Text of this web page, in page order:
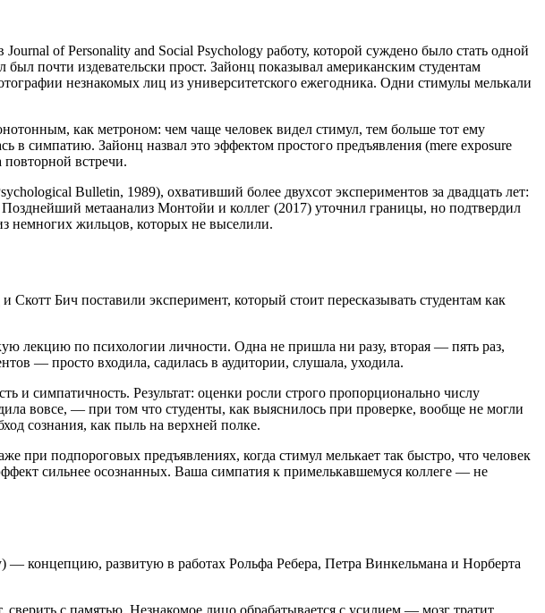
of Personality and Social Psychology работу, которой суждено было стать одной
почти издевательски прост. Зайонц показывал американским студентам
незнакомых лиц из университетского ежегодника. Одни стимулы мелькали
как метроном: чем чаще человек видел стимул, тем больше тот ему
в симпатию. Зайонц назвал это эффектом простого предъявления (mere exposure
встречи.
Bulletin, 1989), охвативший более двухсот экспериментов за двадцать лет:
метаанализ Монтойи и коллег (2017) уточнил границы, но подтвердил
немногих жильцов, которых не выселили.
Бич поставили эксперимент, который стоит пересказывать студентам как
лекцию по психологии личности. Одна не пришла ни разу, вторая — пять раз,
— просто входила, садилась в аудитории, слушала, уходила.
и симпатичность. Результат: оценки росли строго пропорционально числу
вовсе, — при том что студенты, как выяснилось при проверке, вообще не могли
сознания, как пыль на верхней полке.
подпороговых предъявлениях, когда стимул мелькает так быстро, что человек
сильнее осознанных. Ваша симпатия к примелькавшемуся коллеге — не
— концепцию, развитую в работах Рольфа Ребера, Петра Винкельмана и Норберта
с памятью. Незнакомое лицо обрабатывается с усилием — мозг тратит